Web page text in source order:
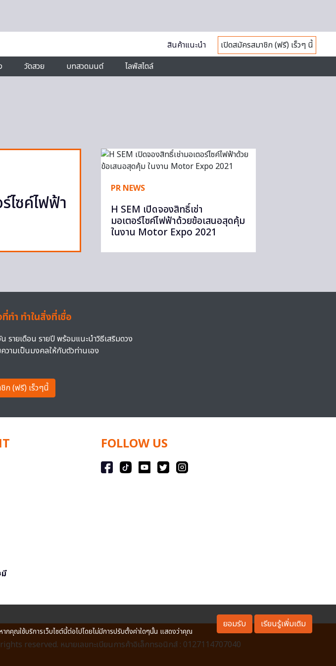
สินค้าแนะนำ
เปิดสมัครสมาชิก (ฟรี) เร็วๆ นี้
วัดสวย บทสวดมนต์ ไลฟ์สไตล์
ไซค์ไฟฟ้า
PR NEWS
H SEM เปิดจองสิทธิ์เช่า
มอเตอร์ไซค์ไฟฟ้าด้วยข้อเสนอสุดคุ้ม
ในงาน Motor Expo 2021
ทำ ทำในสิ่งที่เชื่อ
รายเดือน รายปี พร้อมแนะนำวิธีเสริมดวง
วามเป็นมงคลให้กับตัวท่านเอง
ก (ฟรี) เร็วๆนี้
มี
FOLLOW US
reserved. หมายเลขทะเบียนการค้าอิเล็กทรอนิกส์ : 0127114707040
กคุณใช้บริการเว็บไซต์นี้ต่อไปโดยไม่มีการปรับตั้งค่าใดๆนั้น แสดงว่าคุณ
ยอมรับ เรียนรู้เพิ่มเติม